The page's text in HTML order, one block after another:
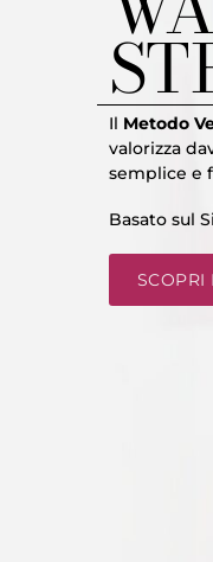
Il Metodo
valorizza
semplice e
Basato sul
SCOPRI